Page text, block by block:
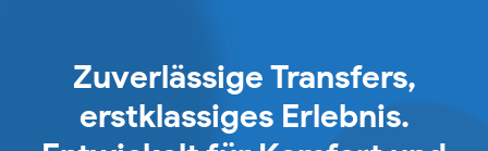
Zuverlässige Transfers,
erstklassiges Erlebnis.